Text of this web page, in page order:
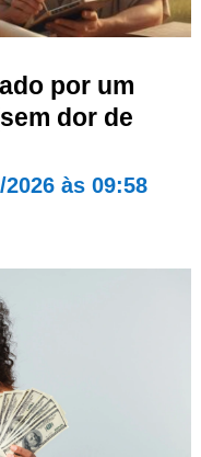
por um
dor de
2026 às 09:58